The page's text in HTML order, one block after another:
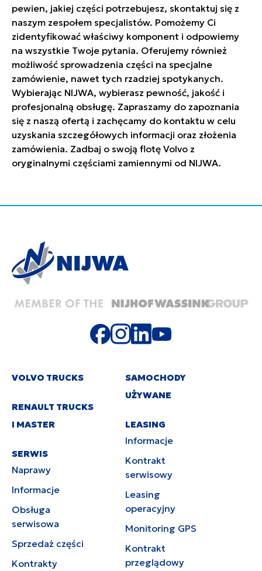
pewien, jakiej części potrzebujesz, skontaktuj się z
naszym zespołem specjalistów. Pomożemy Ci
zidentyfikować właściwy komponent i odpowiemy
na wszystkie Twoje pytania. Oferujemy również
możliwość sprowadzenia części na specjalne
zamówienie, nawet tych rzadziej spotykanych.
Wybierając NIJWA, wybierasz pewność, jakość i
profesjonalną obsługę. Zapraszamy do zapoznania
się z naszą ofertą i zachęcamy do kontaktu w celu
uzyskania szczegółowych informacji oraz złożenia
zamówienia. Zadbaj o swoją flotę Volvo z
oryginalnymi częściami zamiennymi od NIJWA.
VOLVO TRUCKS
RENAULT TRUCKS
I MASTER
SERWIS
Naprawy
Informacje
Obsługa
serwisowa
Sprzedaż części
Kontrakty
SAMOCHODY
UŻYWANE
LEASING
Informacje
Kontrakt
serwisowy
Leasing
operacyjny
Monitoring GPS
Kontrakt
przeglądowy